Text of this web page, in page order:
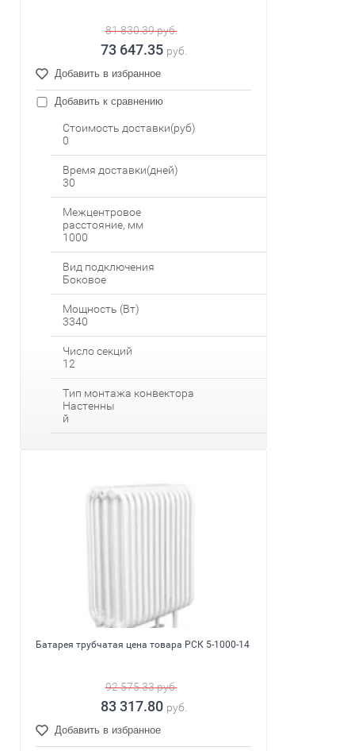
81 830.39руб.
73 647.35 руб.
Добавить в избранное
Добавить к сравнению
Стоимость доставки(руб)
0
Время доставки(дней)
30
Межцентровое
расстояние, мм
1000
Вид подключения
Боковое
Мощность (Вт)
3340
Число секций
12
Тип монтажа конвектора
Настенны
й
Батарея трубчатая цена товара РСК 5-1000-14
92 575.33руб.
83 317.80 руб.
Добавить в избранное